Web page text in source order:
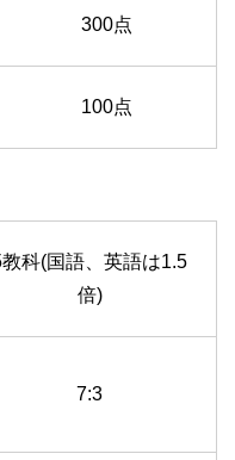
300点
100点
科(国語、英語は1.5
倍)
7:3